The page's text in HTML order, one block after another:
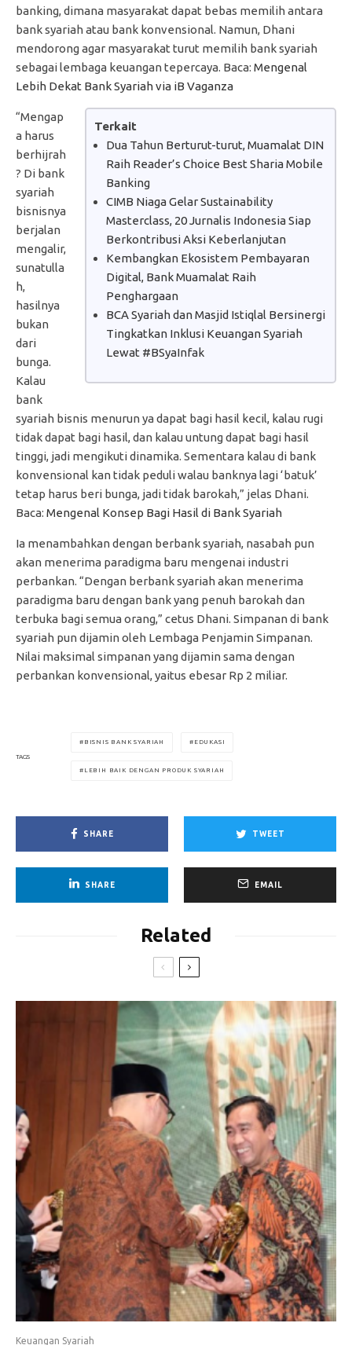
banking, dimana masyarakat dapat bebas memilih antara
bank syariah atau bank konvensional. Namun, Dhani
mendorong agar masyarakat turut memilih bank syariah
sebagai lembaga keuangan tepercaya. Baca: Mengenal
Lebih Dekat Bank Syariah via iB Vaganza
Terkait
Dua Tahun Berturut-turut, Muamalat DIN
Raih Reader’s Choice Best Sharia Mobile
Banking
CIMB Niaga Gelar Sustainability
Masterclass, 20 Jurnalis Indonesia Siap
Berkontribusi Aksi Keberlanjutan
Kembangkan Ekosistem Pembayaran
Digital, Bank Muamalat Raih
Penghargaan
BCA Syariah dan Masjid Istiqlal Bersinergi
Tingkatkan Inklusi Keuangan Syariah
Lewat #BSyaInfak
“Mengap
a harus
berhijrah
? Di bank
syariah
bisnisnya
berjalan
mengalir,
sunatulla
h,
hasilnya
bukan
dari
bunga.
Kalau
bank
syariah bisnis menurun ya dapat bagi hasil kecil, kalau rugi
tidak dapat bagi hasil, dan kalau untung dapat bagi hasil
tinggi, jadi mengikuti dinamika. Sementara kalau di bank
konvensional kan tidak peduli walau banknya lagi ‘batuk’
tetap harus beri bunga, jadi tidak barokah,” jelas Dhani.
Baca: Mengenal Konsep Bagi Hasil di Bank Syariah
Ia menambahkan dengan berbank syariah, nasabah pun
akan menerima paradigma baru mengenai industri
perbankan. “Dengan berbank syariah akan menerima
paradigma baru dengan bank yang penuh barokah dan
terbuka bagi semua orang,” cetus Dhani. Simpanan di bank
syariah pun dijamin oleh Lembaga Penjamin Simpanan.
Nilai maksimal simpanan yang dijamin sama dengan
perbankan konvensional, yaitus ebesar Rp 2 miliar.
TAGS
BISNIS BANK SYARIAH EDUKASI
LEBIH BAIK DENGAN PRODUK SYARIAH
SHARE TWEET
SHARE EMAIL
Related
Keuangan Syariah